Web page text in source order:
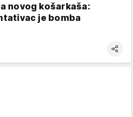
novog košarkaša:
je bomba